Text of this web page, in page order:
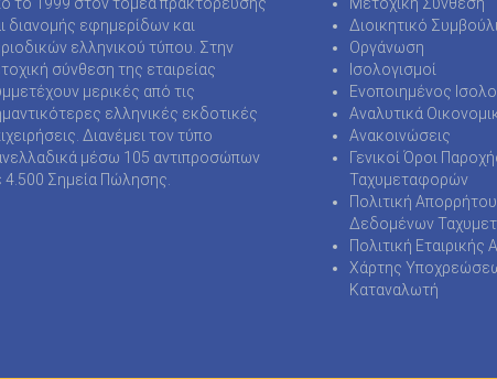
διανομής εφημερίδων και
ελληνικού τύπου. Στην
σύνθεση της εταιρείας
μερικές από τις
ελληνικές εκδοτικές
Διανέμει τον τύπο
μέσω 105 αντιπροσώπων
4.500 Σημεία Πώλησης.
Διοικητικό
Οργάνωση
Ισολογισμοί
Ενοποιημένος
Αναλυτικά
Ανακοινώσεις
Γενικοί Όροι
Ταχυμεταφορών
Πολιτική
Δεδομένων
Πολιτική Εταιρικής
Χάρτης
Καταναλωτή